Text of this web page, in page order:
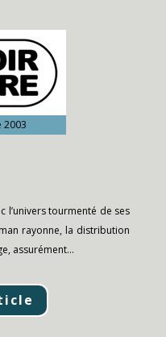
2003
l’univers tourmenté de ses
rayonne, la distribution
assurément…